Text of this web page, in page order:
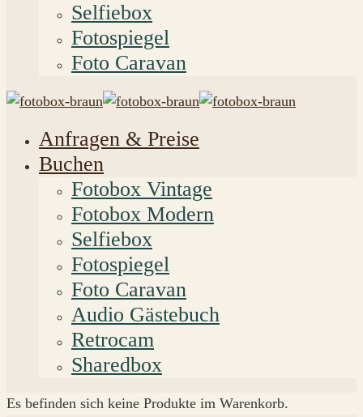
Selfiebox
Fotospiegel
Foto Caravan
Anfragen & Preise
Buchen
Fotobox Vintage
Fotobox Modern
Selfiebox
Fotospiegel
Foto Caravan
Audio Gästebuch
Retrocam
Sharedbox
Es befinden sich keine Produkte im Warenkorb.